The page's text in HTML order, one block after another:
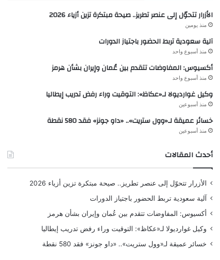
الأزرار تتحوّل إلى عنصر تطريز.. صيحة مبتكرة تزين أزياء 2026
منذ يومين
آلية سعودية تربط الحضور باجتياز الدورات
منذ أسبوع واحد
أكسيوس: المفاوضات تتقدم بين عُمان وإيران بشأن هرمز
منذ أسبوع واحد
وكيل غوارديولا لـ«عكاظ»: التوقيت وراء رفض تدريب إيطاليا
منذ أسبوعين
خسائر عميقة لـ«وول ستريت».. «داو جونز» فقد 580 نقطة
منذ أسبوعين
أحدث المقالات
الأزرار تتحوّل إلى عنصر تطريز.. صيحة مبتكرة تزين أزياء 2026
آلية سعودية تربط الحضور باجتياز الدورات
أكسيوس: المفاوضات تتقدم بين عُمان وإيران بشأن هرمز
وكيل غوارديولا لـ«عكاظ»: التوقيت وراء رفض تدريب إيطاليا
خسائر عميقة لـ«وول ستريت».. «داو جونز» فقد 580 نقطة